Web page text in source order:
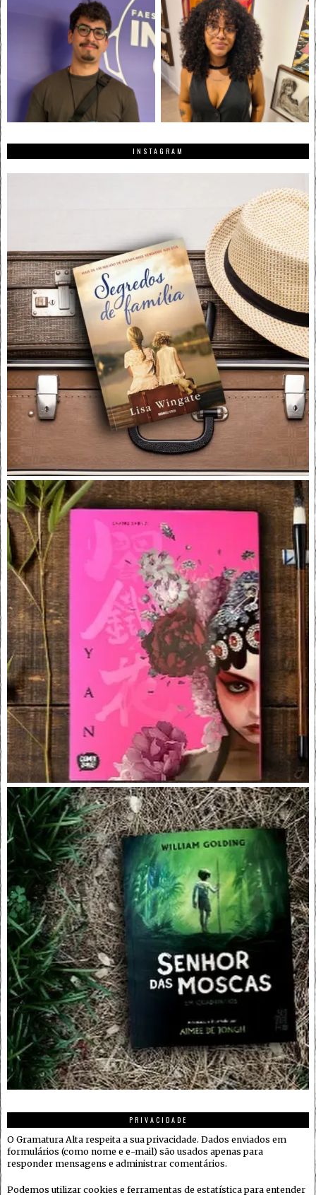
INSTAGRAM
PRIVACIDADE
O Gramatura Alta respeita a sua privacidade. Dados enviados em
formulários (como nome e e-mail) são usados apenas para
responder mensagens e administrar comentários.
Podemos utilizar cookies e ferramentas de estatística para entender